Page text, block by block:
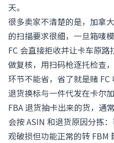
天。
很多卖家不清楚的是，加拿
的扫描要求很细，一旦箱唛
FC 会直接拒收并让卡车原
做复核，用扫码枪逐托检查
环节不能省，省了就是赌 FC
退货换标与一件代发在卡尔
FBA 退货抽卡出来的货，通
会按 ASIN 和退货原因分拣
观破损但功能正常的转 FBM